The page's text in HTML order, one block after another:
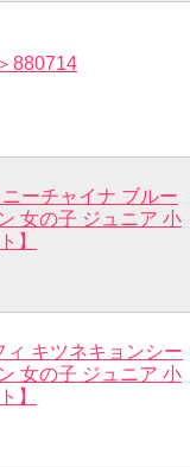
880714
ーチャイナ ブルー
女の子 ジュニア 小
】
ィ キツネキョンシー
女の子 ジュニア 小
】